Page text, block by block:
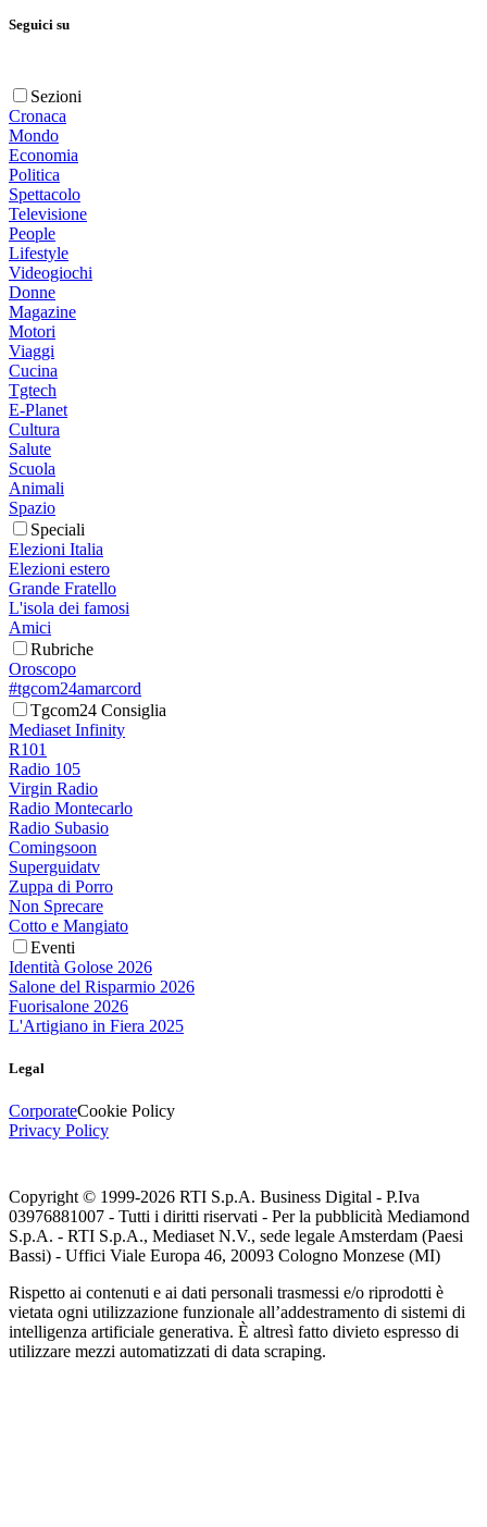
Seguici su
Sezioni
Cronaca
Mondo
Economia
Politica
Spettacolo
Televisione
People
Lifestyle
Videogiochi
Donne
Magazine
Motori
Viaggi
Cucina
Tgtech
E-Planet
Cultura
Salute
Scuola
Animali
Spazio
Speciali
Elezioni Italia
Elezioni estero
Grande Fratello
L'isola dei famosi
Amici
Rubriche
Oroscopo
#tgcom24amarcord
Tgcom24 Consiglia
Mediaset Infinity
R101
Radio 105
Virgin Radio
Radio Montecarlo
Radio Subasio
Comingsoon
Superguidatv
Zuppa di Porro
Non Sprecare
Cotto e Mangiato
Eventi
Identità Golose 2026
Salone del Risparmio 2026
Fuorisalone 2026
L'Artigiano in Fiera 2025
Legal
CorporateCookie Policy
Privacy Policy
Copyright © 1999-2026 RTI S.p.A. Business Digital - P.Iva
03976881007 - Tutti i diritti riservati - Per la pubblicità Mediamond
S.p.A. - RTI S.p.A., Mediaset N.V., sede legale Amsterdam (Paesi
Bassi) - Uffici Viale Europa 46, 20093 Cologno Monzese (MI)
Rispetto ai contenuti e ai dati personali trasmessi e/o riprodotti è
vietata ogni utilizzazione funzionale all’addestramento di sistemi di
intelligenza artificiale generativa. È altresì fatto divieto espresso di
utilizzare mezzi automatizzati di data scraping.